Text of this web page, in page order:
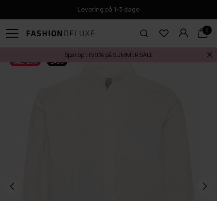
Levering på 1-3 dage
0
Spar op til 50% på SUMMER SALE
SALE -25% BASIC